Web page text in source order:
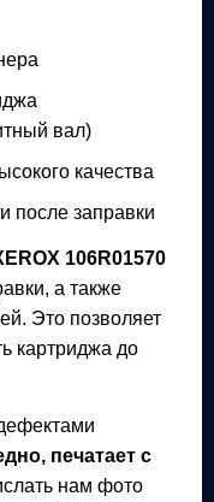
вал)
качества
после заправки
106R01570
а также
Это позволяет
картриджа до
печатает с
нам фото